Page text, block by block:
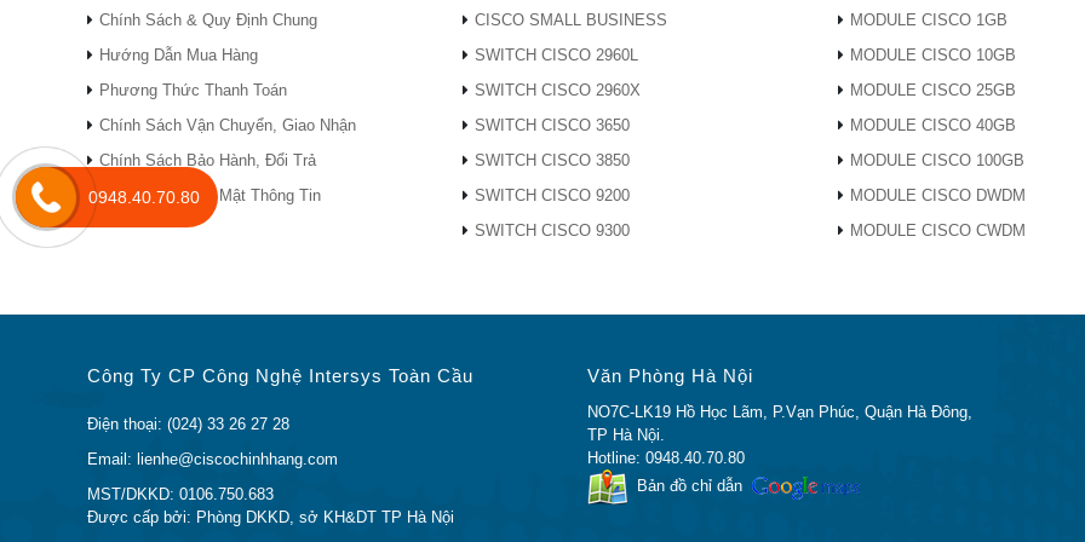
Specifications Description
Standards
(VLAN), 802.1D (Spanning Tree), 802.11i (WPA2 security), 802.11e (wireless QoS), IPv4(RFC
IPv6 (RFC 2460)
Ports 5 -10/100/1000 Ethernet, with support for 802.3af/at PoE, power port for AC adapter (not included )
Power Supply 802.3af/at PoE and external 48V/1.25A DC power adapter (not included )
Performance
Chính Sách & Quy Định Chung
Hướng Dẫn Mua Hàng
Phương Thức Thanh Toán
Chính Sách Vận Chuyển, Giao Nhận
Chính Sách Bảo Hành, Đổi Trả
Chính Sách Bảo Mật Thông Tin
CISCO SMALL BUSINESS
SWITCH CISCO 2960L
SWITCH CISCO 2960X
SWITCH CISCO 3650
SWITCH CISCO 3850
SWITCH CISCO 9200
SWITCH CISCO 9300
MODULE CISCO 1GB
MODULE CISCO 10GB
MODULE CISCO 25GB
MODULE CISCO 40GB
MODULE CISCO 100GB
MODULE CISCO DWDM
MODULE CISCO CWDM
Công Ty CP Công Nghệ Intersys Toàn Cầu
Điện thoại: (024) 33 26 27 28
Email: lienhe@ciscochinhhang.com
MST/DKKD: 0106.750.683
Được cấp bởi: Phòng DKKD, sở KH&DT TP Hà Nội
Văn Phòng Hà Nội
NO7C-LK19 Hồ Học Lãm, P.Vạn Phúc, Quận Hà Đông,
TP Hà Nội.
Hotline: 0948.40.70.80
Bản đồ chỉ dẫn
0948.40.70.80